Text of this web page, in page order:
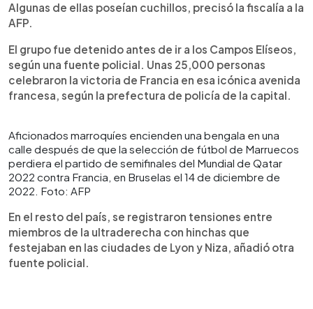
Algunas de ellas poseían cuchillos, precisó la fiscalía a la
AFP.
El grupo fue detenido antes de ir a los Campos Elíseos,
según una fuente policial. Unas 25,000 personas
celebraron la victoria de Francia en esa icónica avenida
francesa, según la prefectura de policía de la capital.
Aficionados marroquíes encienden una bengala en una
calle después de que la selección de fútbol de Marruecos
perdiera el partido de semifinales del Mundial de Qatar
2022 contra Francia, en Bruselas el 14 de diciembre de
2022. Foto: AFP
En el resto del país, se registraron tensiones entre
miembros de la ultraderecha con hinchas que
festejaban en las ciudades de Lyon y Niza, añadió otra
fuente policial.